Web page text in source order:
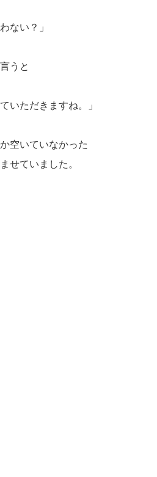
ない？」
うと
いただきますね。」
空いていなかった
せていました。